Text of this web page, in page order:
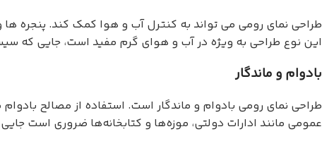
طراحی نمای رومی می تواند به کنترل آب و هوا کمک کند. پنجره
این نوع طراحی به ویژه در آب و هوای گرم مفید است، جایی که
بادوام و ماندگار
طراحی نمای رومی بادوام و ماندگار است. استفاده از مصالح
عمومی مانند ادارات دولتی، موزه‌ها و کتابخانه‌ها ضروری است